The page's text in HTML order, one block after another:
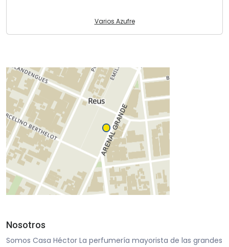
Varios Azufre
Nosotros
Somos Casa Héctor La perfumería mayorista de las grandes